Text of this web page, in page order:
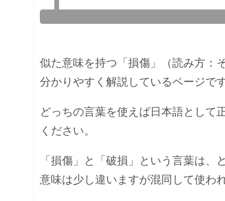
似た意味を持つ「損傷」（読み方：
分かりやすく解説しているページです
どっちの言葉を使えば日本語として
ください。
「損傷」と「破損」という言葉は
意味は少し違いますが混同して使わ